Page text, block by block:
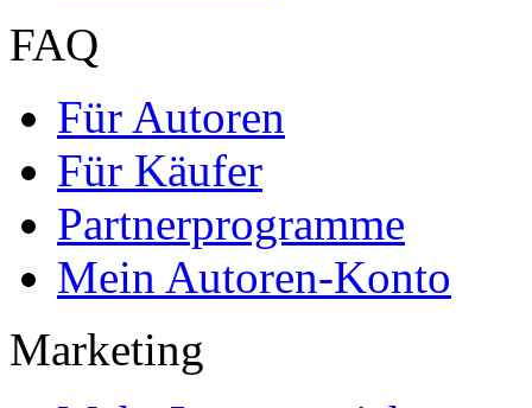
FAQ
Für Autoren
Für Käufer
Partnerprogramme
Mein Autoren-Konto
Marketing